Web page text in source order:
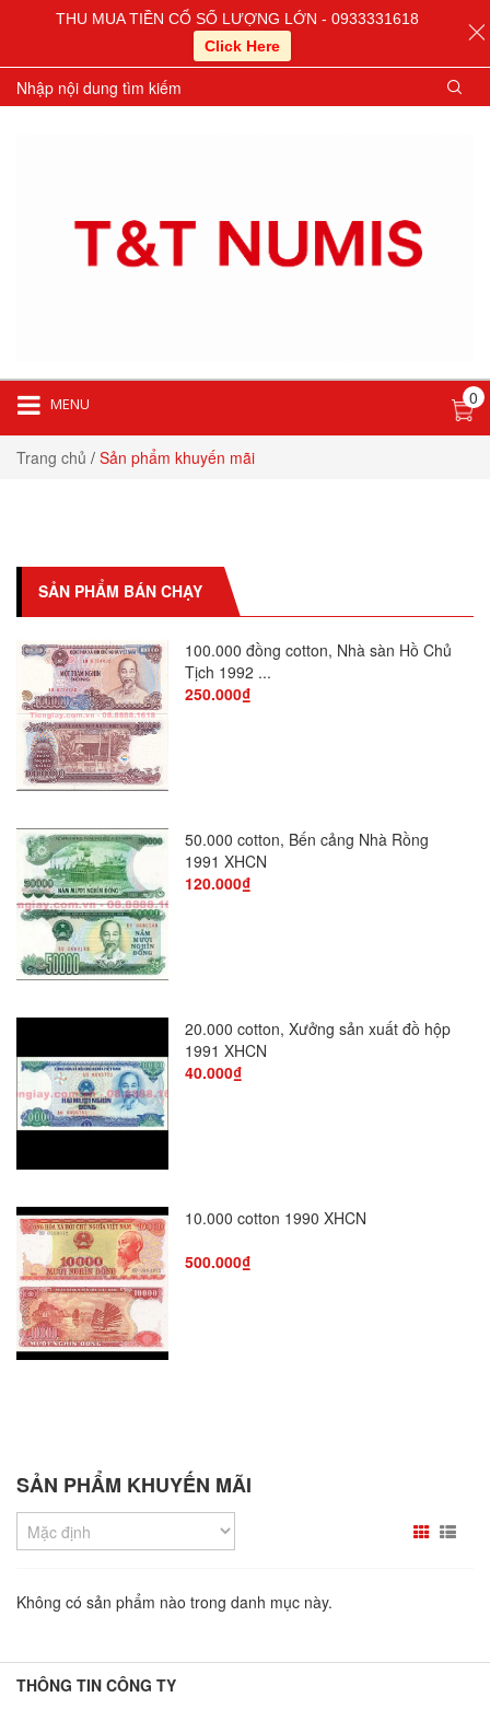
MENU 0
Trang chủ / Sản phẩm khuyến mãi
SẢN PHẨM BÁN CHẠY
đồng cotton, Nhà sàn Hồ Chủ
1992 ...
cotton, Bến cảng Nhà Rồng
XHCN
cotton, Xưởng sản xuất đồ hộp
XHCN
cotton 1990 XHCN
SẢN PHẨM KHUYẾN MÃI
Không có sản phẩm nào trong danh mục này.
THÔNG TIN CÔNG TY
THU MUA TIỀN CỔ SỐ LƯỢNG LỚN - 0933331618
Click Here